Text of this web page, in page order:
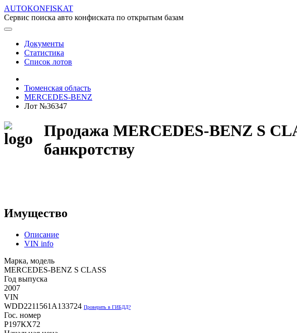
AUTOKONFISKAT
Сервис поиска авто конфиската по открытым базам
Документы
Статистика
Список лотов
Тюменская область
MERCEDES-BENZ
Лот №36347
Продажа MERCEDES-BENZ S
банкротству
Имущество
Описание
VIN info
Марка, модель
MERCEDES-BENZ S CLASS
Год выпуска
2007
VIN
WDD2211561A133724 Проверить в ГИБДД?
Гос. номер
Р197КХ72